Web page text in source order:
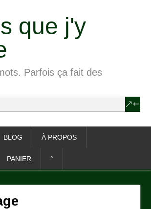
que j'y
Parfois ça fait des
BLOG À PROPOS
PANIER °